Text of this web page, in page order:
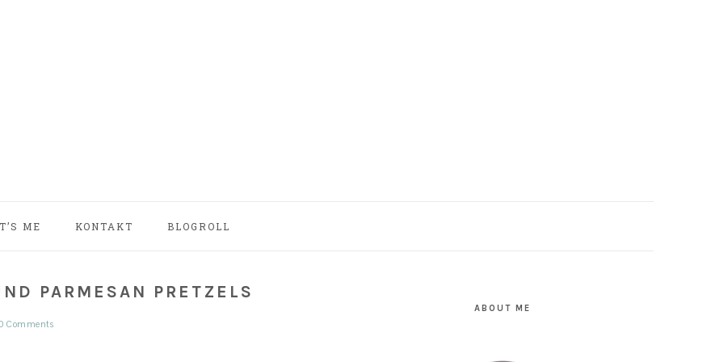
ME KONTAKT BLOGROLL
PARMESAN PRETZELS
Comments
ABOUT ME